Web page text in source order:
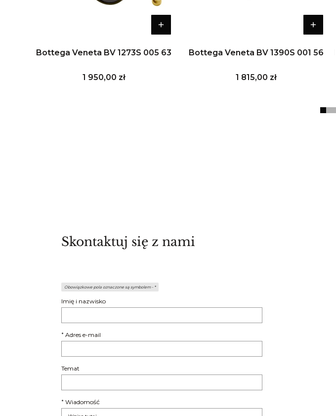
Bottega Veneta BV 1273S 005 63
Cena
1 950,00 zł
Bottega Veneta BV 1390S 001 56
Cena
1 815,00 zł
Skontaktuj się z nami
Obowiązkowe pola oznaczone są symbolem - *
Imię i nazwisko
* Adres e-mail
Temat
* Wiadomość